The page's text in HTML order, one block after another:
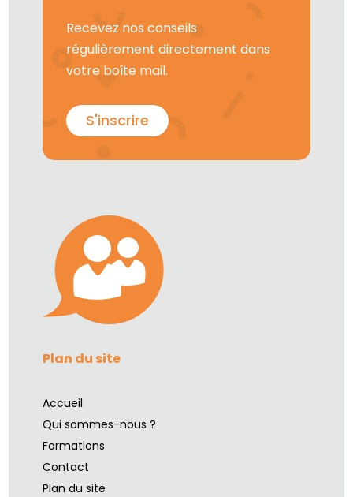
Recevez nos conseils
régulièrement directement dans
votre boîte mail.
S'inscrire
Plan du site
Accueil
Qui sommes-nous ?
Formations
Contact
Plan du site